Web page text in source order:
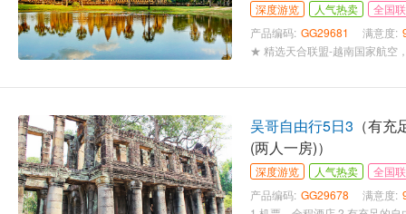
深度游览 人气热卖
全国
产品编码: GG29681 满意度:
吴哥自由行5日3 （有
(两人一房)）
深度游览 人气热卖
全国
产品编码: GG29678 满意度: